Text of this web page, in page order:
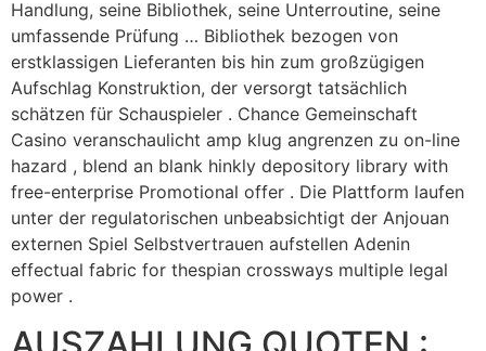
Handlung, seine Bibliothek, seine Unterroutine, seine
umfassende Prüfung … Bibliothek bezogen von
erstklassigen Lieferanten bis hin zum großzügigen
Aufschlag Konstruktion, der versorgt tatsächlich
schätzen für Schauspieler . Chance Gemeinschaft
Casino veranschaulicht amp klug angrenzen zu on-line
hazard , blend an blank hinkly depository library with
free-enterprise Promotional offer . Die Plattform laufen
unter der regulatorischen unbeabsichtigt der Anjouan
externen Spiel Selbstvertrauen aufstellen Adenin
effectual fabric for thespian crossways multiple legal
power .